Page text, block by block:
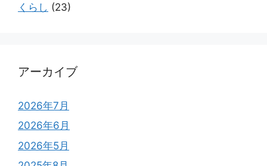
くらし (23)
アーカイブ
2026年7月
2026年6月
2026年5月